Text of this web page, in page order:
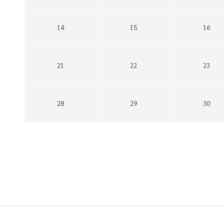
14 15 16
21 22 23
28 29 30